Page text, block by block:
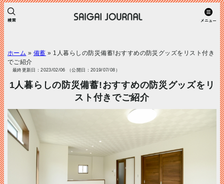
ホーム » 備蓄 » 1人暮らしの防災備蓄!おすすめの防災グッズをリスト付き
でご紹介
最終更新日：2023/02/06 （公開日：2019/07/08）
1人暮らしの防災備蓄!おすすめの防災グッズをリ
スト付きでご紹介